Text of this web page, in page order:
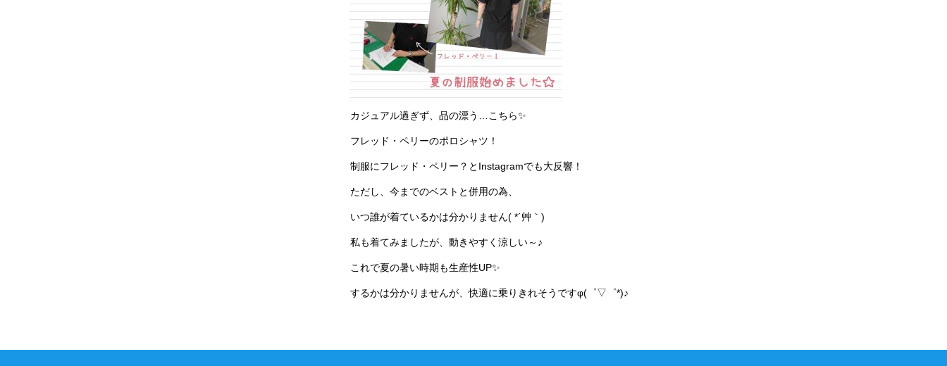
カジュアル過ぎず、品の漂う…こちら✨
フレッド・ペリーのポロシャツ！
制服にフレッド・ペリー？とInstagramでも大反響！
ただし、今までのベストと併用の為、
いつ誰が着ているかは分かりません( *´艸｀)
私も着てみましたが、動きやすく涼しい～♪
これで夏の暑い時期も生産性UP✨
するかは分かりませんが、快適に乗りきれそうですφ(゜▽゜*)♪